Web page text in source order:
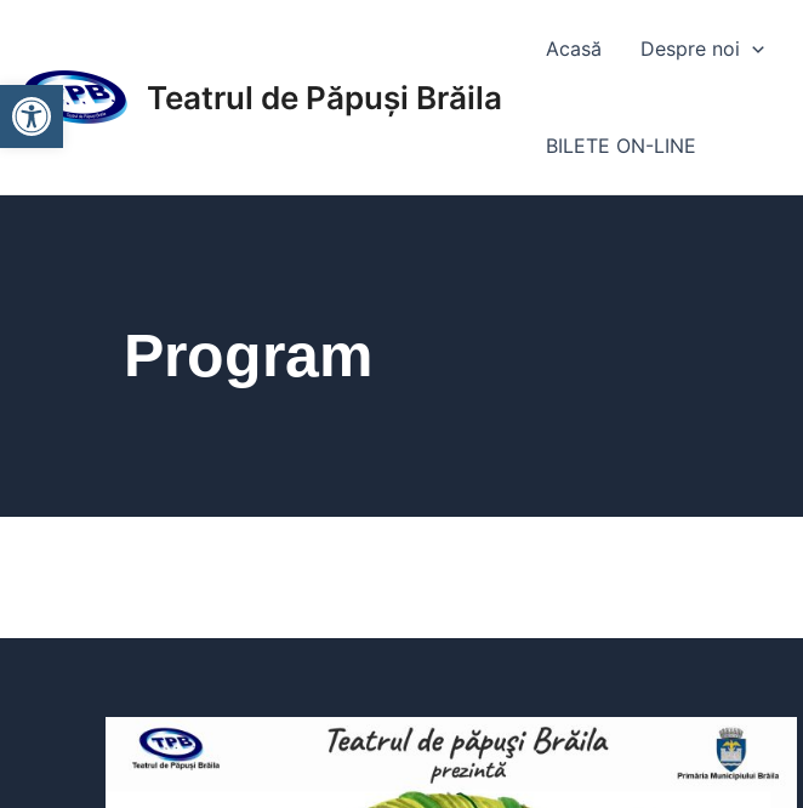
Deschide bara de unelte
content
Teatrul de Păpuși Brăila
Acasă Despre noi
BILETE ON-LINE
Program